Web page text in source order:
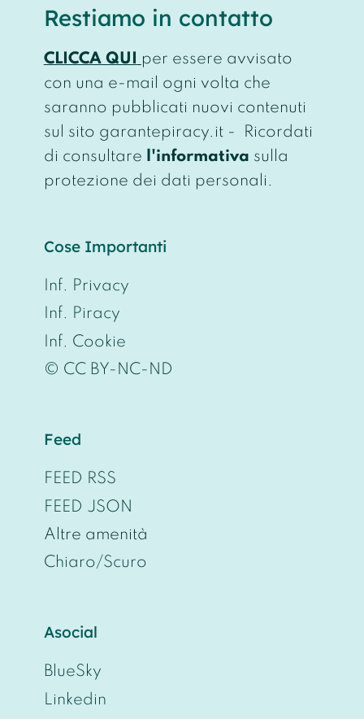
Restiamo in contatto
CLICCA QUI
per essere avvisato
con una e-mail ogni volta che
saranno pubblicati nuovi contenuti
sul sito garantepiracy.it - Ricordati
di consultare
l'informativa sulla
protezione dei dati personali.
Cose Importanti
Inf. Privacy
Inf. Piracy
Inf. Cookie
© CC BY-NC-ND
Feed
FEED RSS
FEED JSON
Altre amenità
Chiaro/Scuro
Asocial
BlueSky
Linkedin